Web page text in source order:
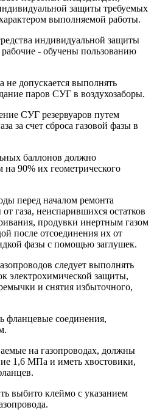
защиты требуемых
выполняемой работы.
индивидуальной защиты
- обучены пользованию
не допускается выполнять
паров СУГ в воздухозаборы.
СУГ резервуаров путем
за счет сброса газовой фазы в
баллонов должно
на 90% их геометрического
перед началом ремонта
газа, неиспарившихся остатков
продувки инертным газом
после отсоединения их от
фазы с помощью заглушек.
следует выполнять
электрохимической защиты,
и снятия избыточного,
фланцевые соединения,
на газопроводах, должны
1,6 МПа и иметь хвостовики,
выбито клеймо с указанием